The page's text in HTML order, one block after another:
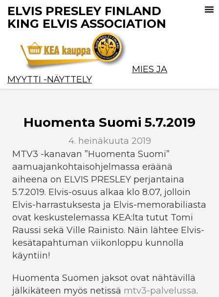
ELVIS PRESLEY FINLAND
KING ELVIS ASSOCIATION
MIES JA
MYYTTI -NÄYTTELY
Huomenta Suomi 5.7.2019
4. heinäkuuta 2019
MTV3 -kanavan ”Huomenta Suomi”
aamuajankohtaisohjelmassa eräänä
aiheena on ELVIS PRESLEY perjantaina
5.7.2019. Elvis-osuus alkaa klo 8.07, jolloin
Elvis-harrastuksesta ja Elvis-memorabiliasta
ovat keskustelemassa KEA:lta tutut Tomi
Raussi sekä Ville Rainisto. Näin lähtee Elvis-
kesätapahtuman viikonloppu kunnolla
käyntiin!
Huomenta Suomen jaksot ovat nähtävillä
jälkikäteen myös netissä mtv3-palvelussa.